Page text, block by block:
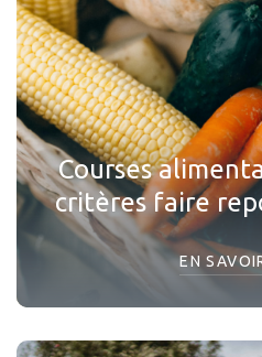
Courses
critères faire
EN